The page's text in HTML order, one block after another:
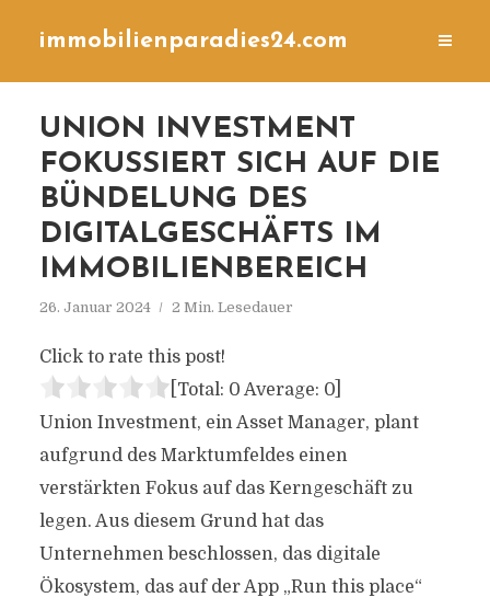
immobilienparadies24.com
UNION INVESTMENT
FOKUSSIERT SICH AUF DIE
BÜNDELUNG DES
DIGITALGESCHÄFTS IM
IMMOBILIENBEREICH
26. Januar 2024 2 Min. Lesedauer
Click to rate this post!
[Total: 0 Average: 0]
Union Investment, ein Asset Manager, plant
aufgrund des Marktumfeldes einen
verstärkten Fokus auf das Kerngeschäft zu
legen. Aus diesem Grund hat das
Unternehmen beschlossen, das digitale
Ökosystem, das auf der App „Run this place“